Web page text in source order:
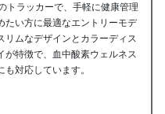
トラッカーで、手軽に健康管理
たい方に最適なエントリーモデ
リムなデザインとカラーディス
が特徴で、血中酸素ウェルネス
も対応しています。